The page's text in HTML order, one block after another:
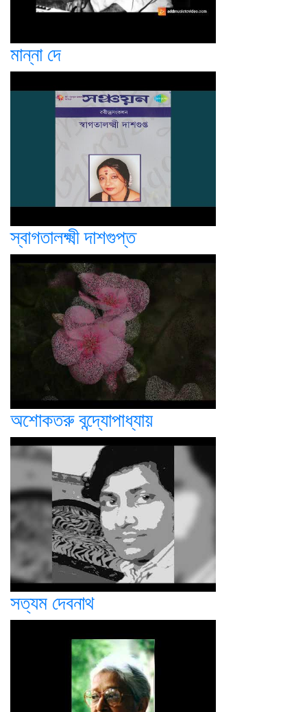
মান্না দে
স্বাগতালক্ষ্মী দাশগুপ্ত
অশোকতরু বন্দ্যোপাধ্যায়
সত্যম দেবনাথ